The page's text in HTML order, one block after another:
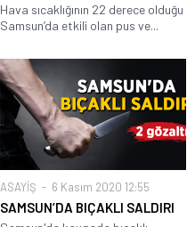
Hava sıcaklığının 22 derece olduğu
Samsun’da etkili olan pus ve...
ASAYİŞ 6 Kasım 2020 12:55
SAMSUN’DA BIÇAKLI SALDIRI